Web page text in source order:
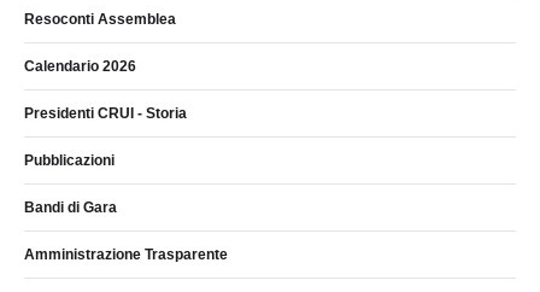
Resoconti Assemblea
Calendario 2026
Presidenti CRUI - Storia
Pubblicazioni
Bandi di Gara
Amministrazione Trasparente